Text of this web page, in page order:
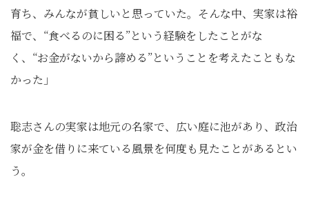
育ち、みんなが貧しいと思っていた。そんな中、実家は裕
福で、“食べるのに困る”という経験をしたことがな
く、“お金がないから諦める”ということを考えたこともな
かった」
聡志さんの実家は地元の名家で、広い庭に池があり、政治
家が金を借りに来ている風景を何度も見たことがあるとい
う。